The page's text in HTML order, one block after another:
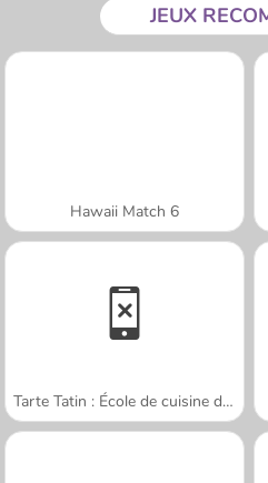
JEUX
Hawaii Match 6
Tarte Tatin : École de cuisine de Sara